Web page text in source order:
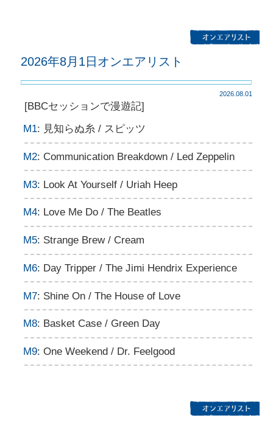
2026年8月1日オンエアリスト
2026.08.01
[BBCセッションで漫遊記]
M1: 見知らぬ糸 / スピッツ
M2: Communication Breakdown / Led Zeppelin
M3: Look At Yourself / Uriah Heep
M4: Love Me Do / The Beatles
M5: Strange Brew / Cream
M6: Day Tripper / The Jimi Hendrix Experience
M7: Shine On / The House of Love
M8: Basket Case / Green Day
M9: One Weekend / Dr. Feelgood